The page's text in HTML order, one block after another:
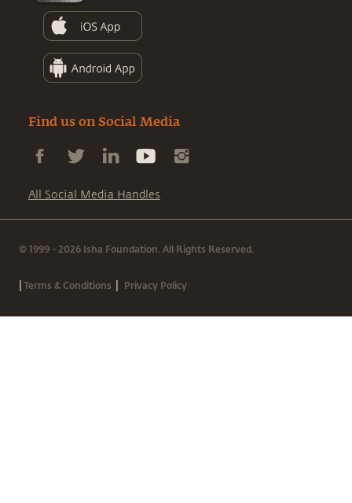
Find us on Social Media
All Social Media Handles
© 1999 - 2026 Isha Foundation. All Rights Reserved.
|Terms & Conditions | Privacy Policy